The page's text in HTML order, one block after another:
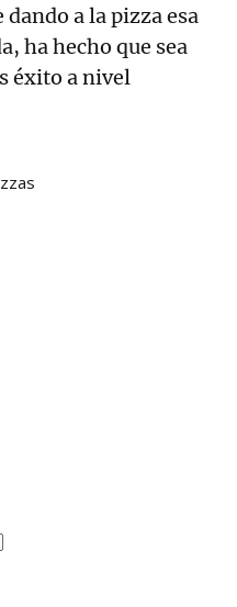
a la pizza esa
ha hecho que sea
éxito a nivel